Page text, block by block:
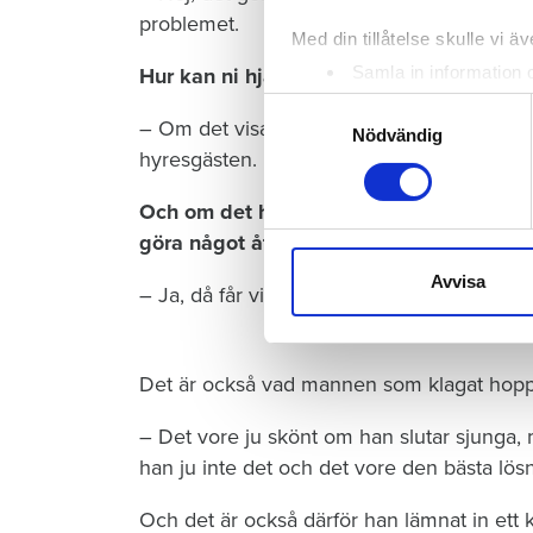
Med din tillåtelse skulle vi
Samla in information
Identifiera din enhet
Ta reda på mer om hur
eller dra tillbaka ditt
sociala medier och
till de sociala medier och
Nödvändig
Avvisa
problemet.
Hur kan ni hjälpa mannen och hans
– Om det visar sig att det är grannen
hyresgästen.
Och om det handlar om att väggarna i
göra något åt det då?
– Ja, då får vi titta på det.
Det är också vad mannen som klagat
– Det vore ju skönt om han slutar
han ju inte det och det vore den bästa
Och det är också därför han lämnat in